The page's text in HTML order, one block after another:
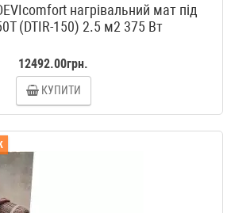
нагрівальний мат під
(DTIR-150) 2.5 м2 375 Вт
12492.00грн.
КУПИТИ